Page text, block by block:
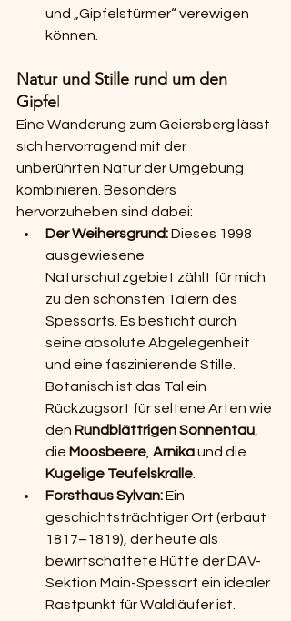
und „Gipfelstürmer“ verewigen
können.
Natur und Stille rund um den
Gipfe
Eine Wanderung zum Geiersberg lässt
sich hervorragend mit der
unberührten Natur der Umgebung
kombinieren. Besonders
hervorzuheben sind dabei:
Der Weihersgrund: Dieses 1998
ausgewiesene
Naturschutzgebiet zählt für mich
zu den schönsten Tälern des
Spessarts. Es besticht durch
seine absolute Abgelegenheit
und eine faszinierende Stille.
Botanisch ist das Tal ein
Rückzugsort für seltene Arten wie
den Rundblättrigen Sonnentau
die Moosbeere Arnika und die
Kugelige Teufelskralle
Forsthaus Sylvan: Ein
geschichtsträchtiger Ort (erbaut
1817–1819), der heute als
bewirtschaftete Hütte der DAV-
Sektion Main-Spessart ein idealer
Rastpunkt für Waldläufer ist.